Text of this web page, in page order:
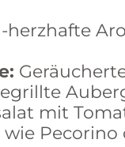
mit
wie